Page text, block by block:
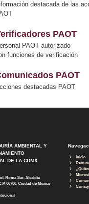
destacada de las
PAOT
PAOT autorizado
funciones de verificación
PAOT
destacadas PAOT
AMBIENTAL Y
DE LA CDMX
Roma Sur, Alcaldía
06700, Ciudad de México
Inicio